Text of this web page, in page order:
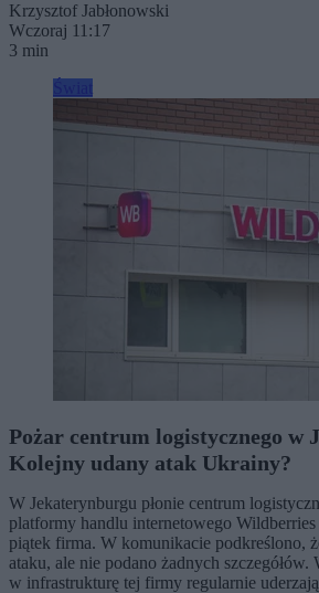
Krzysztof Jabłonowski
Wczoraj 11:17
3 min
Pożar centrum logistycznego w
Kolejny udany atak Ukrainy?
W Jekaterynburgu płonie centrum
platformy handlu internetowego
piątek firma. W komunikacie podkreślono,
ataku, ale nie podano żadnych
w infrastrukturę tej firmy regularnie